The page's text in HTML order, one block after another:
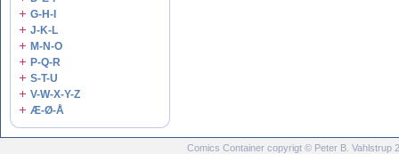
G-H-I
J-K-L
M-N-O
P-Q-R
S-T-U
V-W-X-Y-Z
Æ-Ø-Å
Comics Container copyrigt © Peter B.